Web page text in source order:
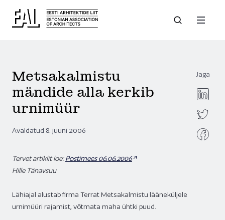
Jaga
Metsakalmistu
mändide alla kerkib
urnimüür
Avaldatud 8. juuni 2006
Tervet artiklit loe:Postimees 06.06.2006
Hille Tänavsuu
Lähiajal alustab firma Terrat Metsakalmistu lääneküljele
urnimüüri rajamist, võtmata maha ühtki puud.